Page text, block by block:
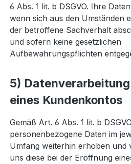
6 Abs. 1 lit. b DSGVO. Ihre
wenn sich aus den Umständen
der betroffene Sachverhalt
und sofern keine gesetzlichen
Aufbewahrungspflichten
5)
eines Kundenkontos
Gemäß Art. 6 Abs. 1 lit. b
personenbezogene Daten im
Umfang weiterhin erhoben und
uns diese bei der Eröffnung